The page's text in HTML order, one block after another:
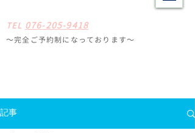
TEL 076-205-9418
〜完全ご予約制になっ ております〜
記事